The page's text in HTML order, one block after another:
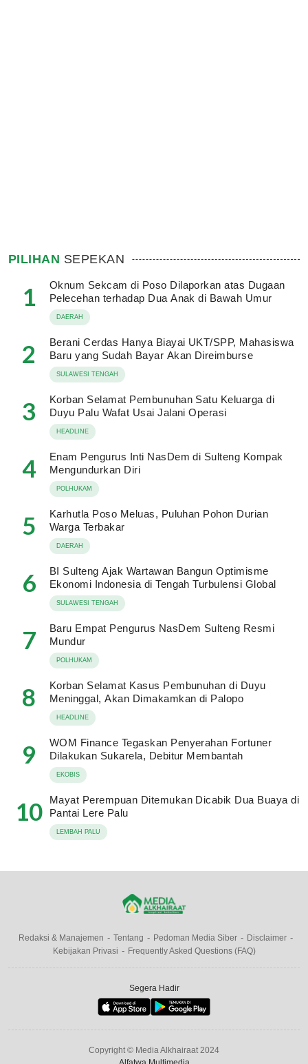
PILIHAN SEPEKAN
1
Oknum Sekcam di Poso Dilaporkan atas Dugaan
Pelecehan terhadap Dua Anak di Bawah Umur
DAERAH
2
Berani Cerdas Hanya Biayai UKT/SPP, Mahasiswa
Baru yang Sudah Bayar Akan Direimburse
SULAWESI TENGAH
3
Korban Selamat Pembunuhan Satu Keluarga di
Duyu Palu Wafat Usai Jalani Operasi
HEADLINE
4
Enam Pengurus Inti NasDem di Sulteng Kompak
Mengundurkan Diri
POLHUKAM
5
Karhutla Poso Meluas, Puluhan Pohon Durian
Warga Terbakar
DAERAH
6
BI Sulteng Ajak Wartawan Bangun Optimisme
Ekonomi Indonesia di Tengah Turbulensi Global
SULAWESI TENGAH
7
Baru Empat Pengurus NasDem Sulteng Resmi
Mundur
POLHUKAM
8
Korban Selamat Kasus Pembunuhan di Duyu
Meninggal, Akan Dimakamkan di Palopo
HEADLINE
9
WOM Finance Tegaskan Penyerahan Fortuner
Dilakukan Sukarela, Debitur Membantah
EKOBIS
10
Mayat Perempuan Ditemukan Dicabik Dua Buaya di
Pantai Lere Palu
LEMBAH PALU
Redaksi & Manajemen Tentang Pedoman Media Siber
Disclaimer
Kebijakan Privasi
Frequently Asked Questions (FAQ)
Segera Hadir
Copyright © Media Alkhairaat 2024